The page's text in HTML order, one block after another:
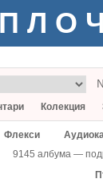
Колекция
Флекси
9145 албума —